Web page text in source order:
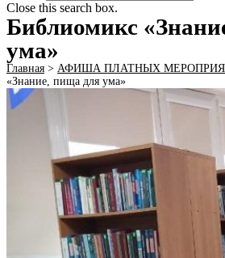
Close this search box.
Библиомикс
ума»
Главная > АФИША ПЛАТНЫХ
«Знание, пища для ума»